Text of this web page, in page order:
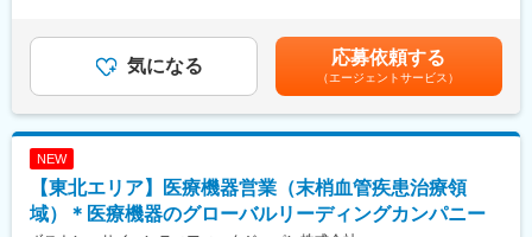
■業務魅力：
◎社会を動かす提案に関われる
が街の未来を左右するスケール感を味わえます。
し、顧客の課題に応じて、研究開発や技術者の知見を束ねたワン
ストップ提案が可能です。
2．床下調査の実施
3．調査結果の報告
4．具体的な対策・メンテナンスのご提案→クロージング
商品知識をつけていただくために、入社後研修センターにて数日
間勉強していただきます。座学研修で住宅工法、シロアリの生
態、取扱商品を学び、実技研修でモデルハウスを使い、床下調査
与改定：年1回（4月）■賞与：年2回（7月・12月）※昨年度実績：
約2カ月分×2回■インセンティブ 2025年月間最高インセンティ
ブ：2,300,250円（5月）賃金はあくまでも目安の金額であり、選
考を通じて上下する可能性があります。月給(月額)は固定手当を含
めた表記です。
気になる 応募依頼する
（エージェントサービス）
NEW
【東北エリア】医療機器営業（末梢血管疾患治療領
域）＊医療機器のグローバルリーディングカンパニー